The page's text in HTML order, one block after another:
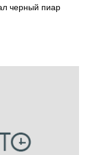
черный пиар